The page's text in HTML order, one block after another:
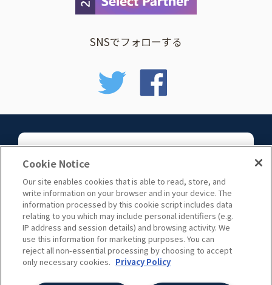
SNSでフォローする
お問い合わせ
サイトマップ
Cookie Notice
Our site enables cookies that is able to read, store, and
write information on your browser and in your device. The
information processed by this cookie script includes data
relating to you which may include personal identifiers (e.g.
IP address and session details) and browsing activity. We
use this information for marketing purposes. You can
reject all non-essential processing by choosing to accept
only necessary cookies. Privacy Policy